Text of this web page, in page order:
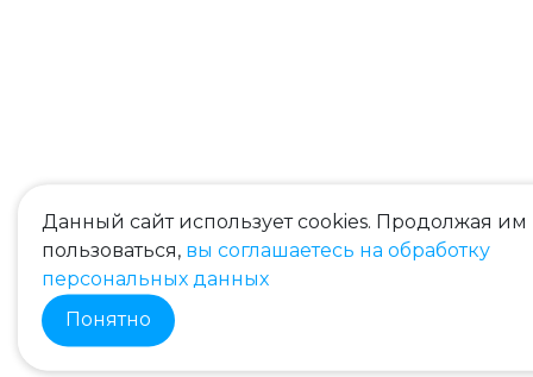
Данный сайт использует cookies. Продолжая им
пользоваться, вы соглашаетесь на обработку
персональных данных
Понятно